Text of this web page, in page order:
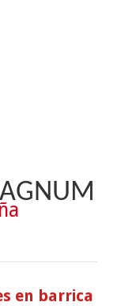
en barrica